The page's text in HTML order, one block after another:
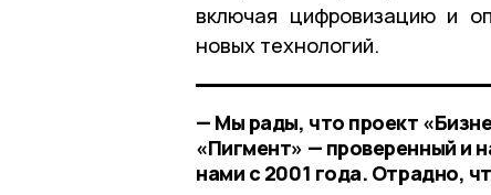
включая цифровизацию и
новых технологий.
— Мы рады, что проект
«Пигмент» — проверенный и
нами с 2001 года. Отрадно,